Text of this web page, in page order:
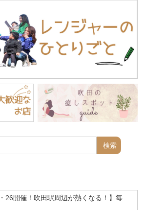
・26開催！吹田駅周辺が熱くなる！】毎